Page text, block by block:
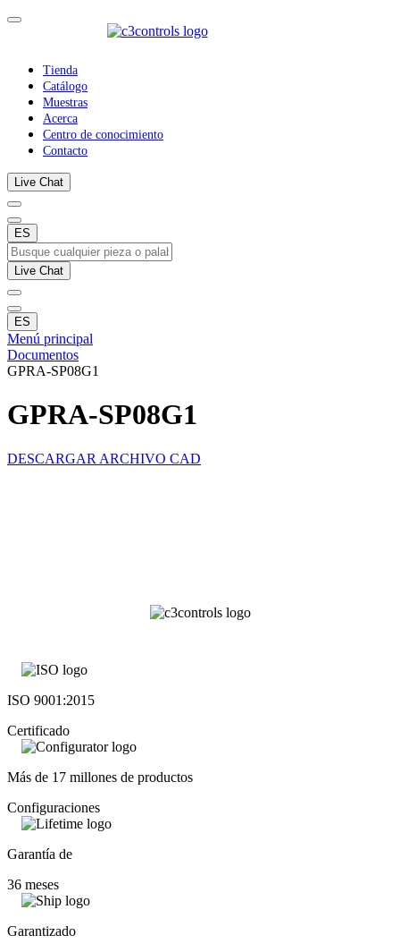
Tienda
Catálogo
Muestras
Acerca
Centro de conocimiento
Contacto
Live Chat
ES
Live Chat
ES
Menú principal
Documentos
GPRA-SP08G1
GPRA-SP08G1
DESCARGAR ARCHIVO CAD
ISO 9001:2015
Certificado
Más de 17 millones de productos
Configuraciones
Garantía de
36 meses
Garantizado